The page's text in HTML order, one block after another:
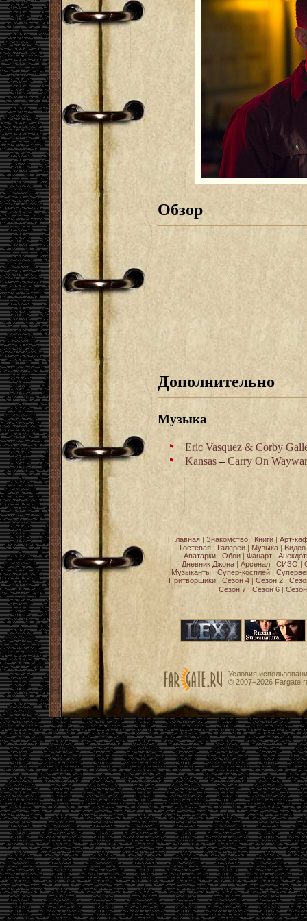
Обзор
Дополнительно
Музыка
Eric Vasquez & Corby
Kansas–Carry On
[ Главная| Знакомство| Книги| Арт-
Гостевая | Галереи | Музыка | Видео
Аватарки | Обои | Фанарт |
Дневник Джона| Арсенал| СИЗО |
Музыканты | Супер-косплей |
Притворщики | Сезон 4 | Сезон 2 |
Сезон 7| Сезон 6|
Условия
© 2007−2026